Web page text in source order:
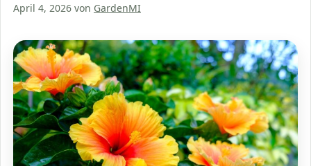
April 4, 2026 von GardenMI